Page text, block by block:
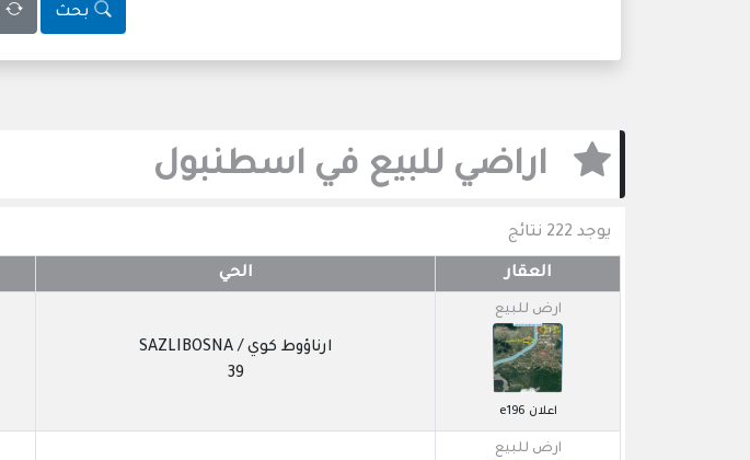
اراضي للبيع في اسطنبول
يوجد 222 نتائج
العقار الحي
ارض للبيع
اعلان e196
ارناؤوط كوي / SAZLIBOSNA
39
ارض للبيع